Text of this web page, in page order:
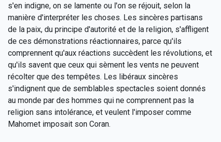
s'en indigne, on se lamente ou l'on se réjouit, selon la
manière d'interpréter les choses. Les sincères partisans
de la paix, du principe d'autorité et de la religion, s'affligent
de ces démonstrations réactionnaires, parce qu'ils
comprennent qu'aux réactions succèdent les révolutions, et
qu'ils savent que ceux qui sèment les vents ne peuvent
récolter que des tempêtes. Les libéraux sincères
s'indignent que de semblables spectacles soient donnés
au monde par des hommes qui ne comprennent pas la
religion sans intolérance, et veulent l'imposer comme
Mahomet imposait son Coran.